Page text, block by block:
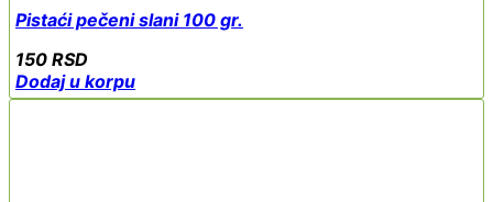
Pistaći pečeni slani 100 gr.
150 RSD
Dodaj u korpu